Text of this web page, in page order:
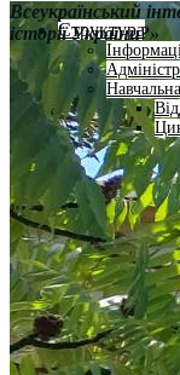
Структура
Всеукраїнський
історії України?»